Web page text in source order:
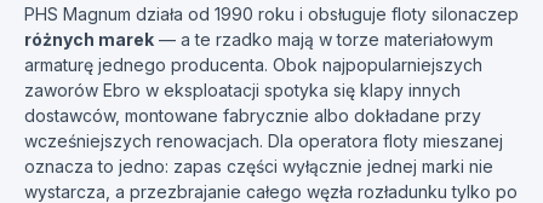
PHS Magnum działa od 1990 roku i obsługuje floty silonaczep
różnych marek — a te rzadko mają w torze materiałowym
armaturę jednego producenta. Obok najpopularniejszych
zaworów Ebro w eksploatacji spotyka się klapy innych
dostawców, montowane fabrycznie albo dokładane przy
wcześniejszych renowacjach. Dla operatora floty mieszanej
oznacza to jedno: zapas części wyłącznie jednej marki nie
wystarcza, a przezbrajanie całego węzła rozładunku tylko po